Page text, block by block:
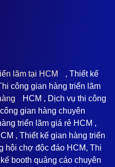
lãm tại HCM
, Thiết kế
công gian hàng triển lãm
HCM , Dịch vụ thi công
gian hàng chuyên
triển lãm giá rẻ HCM ,
, Thiết kế gian hàng triển
hội chợ độc đáo HCM, Thi
booth quảng cáo chuyên